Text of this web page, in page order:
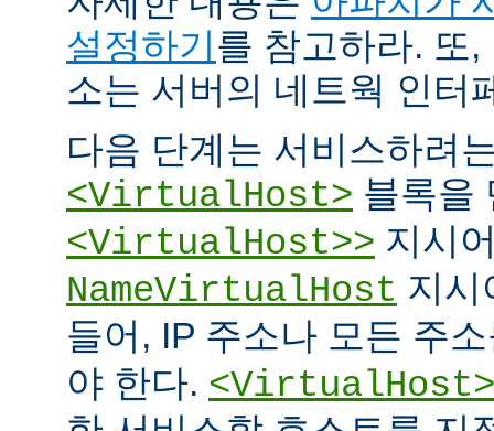
설정하기를 참고하라. 또
소는 서버의 네트웍 인터
다음 단계는 서비스하려
<VirtualHost> 블록을
<VirtualHost>> 지시
NameVirtualHost 지시
들어, IP 주소나 모든 주
야 한다.